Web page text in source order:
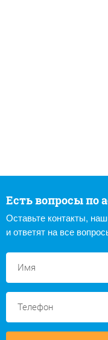
Есть вопросы по
Оставьте контакты,
и ответят на все